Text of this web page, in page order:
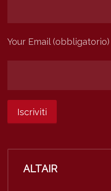
Your Email (obbligatorio)
ALTAIR